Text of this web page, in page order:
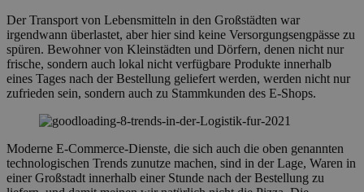
Der Transport von Lebensmitteln in den Großstädten war
irgendwann überlastet, aber hier sind keine Versorgungsengpässe zu
spüren. Bewohner von Kleinstädten und Dörfern, denen nicht nur
frische, sondern auch lokal nicht verfügbare Produkte innerhalb
eines Tages nach der Bestellung geliefert werden, werden nicht nur
zufrieden sein, sondern auch zu Stammkunden des E-Shops.
Moderne E-Commerce-Dienste, die sich auch die oben genannten
technologischen Trends zunutze machen, sind in der Lage, Waren in
einer Großstadt innerhalb einer Stunde nach der Bestellung zu